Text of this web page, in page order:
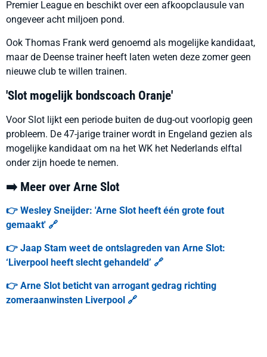
Premier League en beschikt over een afkoopclausule van
ongeveer acht miljoen pond.
Ook Thomas Frank werd genoemd als mogelijke kandidaat,
maar de Deense trainer heeft laten weten deze zomer geen
nieuwe club te willen trainen.
'Slot mogelijk bondscoach Oranje'
Voor Slot lijkt een periode buiten de dug-out voorlopig geen
probleem. De 47-jarige trainer wordt in Engeland gezien als
mogelijke kandidaat om na het WK het Nederlands elftal
onder zijn hoede te nemen.
➡️ Meer over Arne Slot
👉 Wesley Sneijder: 'Arne Slot heeft één grote fout
gemaakt' 🔗
👉 Jaap Stam weet de ontslagreden van Arne Slot:
‘Liverpool heeft slecht gehandeld’ 🔗
👉 Arne Slot beticht van arrogant gedrag richting
zomeraanwinsten Liverpool 🔗